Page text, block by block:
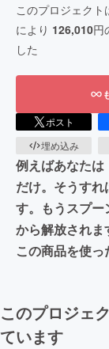
このプロジェクト
により 126,010円
した
ポスト
埋め込み
例えばあなた
だけ。そうす
す。もうスプー
から解放されま
この商品を使
このプロジェ
ています